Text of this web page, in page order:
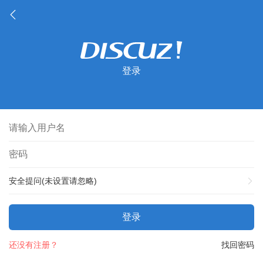
登录
安全提问(未设置请忽略)
登录
找回密码
还没有注册？